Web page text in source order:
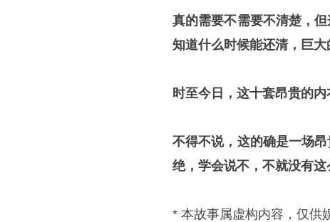
真的需要不需要不清楚，
知道什么时候能还清，巨大
时至今日，这十套昂贵的
不得不说，这的确是一场
绝，学会说不，不就没有这
* 本故事属虚构内容，仅供